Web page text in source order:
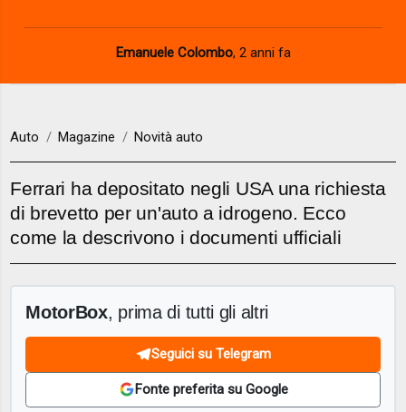
Emanuele Colombo, 2 anni fa
Auto Magazine Novità auto
Ferrari ha depositato negli USA una richiesta
di brevetto per un'auto a idrogeno. Ecco
come la descrivono i documenti ufficiali
MotorBox, prima di tutti gli altri
Seguici su Telegram
Fonte preferita su Google